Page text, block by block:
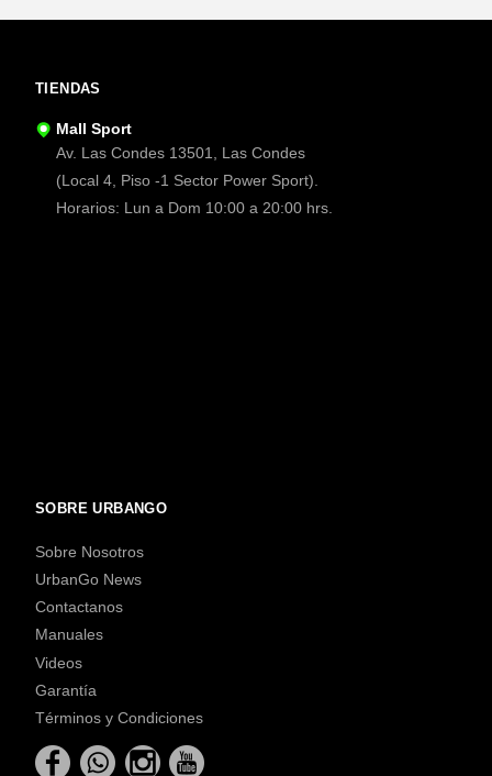
TIENDAS
Mall Sport
Av. Las Condes 13501, Las Condes
(Local 4, Piso -1 Sector Power Sport).
Horarios: Lun a Dom 10:00 a 20:00 hrs.
SOBRE URBANGO
Sobre Nosotros
UrbanGo News
Contactanos
Manuales
Videos
Garantía
Términos y Condiciones